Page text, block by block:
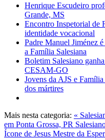
Henrique Escudeiro
Grande, MS
Encontro Inspetorial de
identidade vocacional
Padre Manuel Jiménez
a Família Salesiana
Boletim Salesiano
CESAM-GO
Jovens da AJS e
dos mártires
Mais nesta categoria: «
em Ponta Grossa, PR
Ícone de Jesus Mestre da